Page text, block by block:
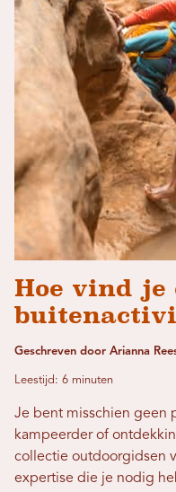
Hoe vind je
Geschreven door Arianna
Leestijd: 6 minuten
Je bent misschien geen
kampeerder of
collectie outdoorgidsen
expertise die je nodig